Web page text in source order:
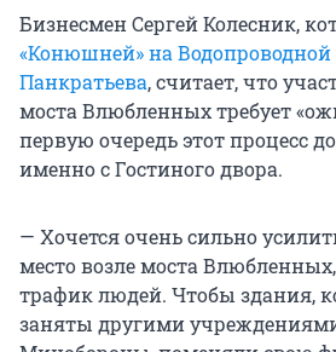
Бизнесмен Сергей Колесник,
«Конюшней» на Водопроводной
Панкратьева, считает, что
моста Влюбленных требует
первую очередь этот процесс
именно с Гостиного двора.
— Хочется очень сильно
место возле моста
трафик людей. Чтобы здания,
заняты другими